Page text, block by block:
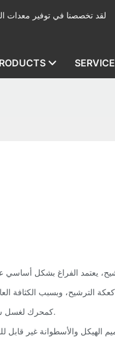
لقد تخصصنا في توفير معدات
SERVICE
5. أثناء عملية الغسيل، سيعمل الدوران الأمامي ورفع المجداف على شكل حرف S كمحرك لغسل سائل الغسيل والمواد بشكل كامل.